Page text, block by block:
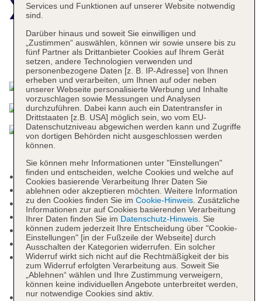
XQ El Palacete
Das bietet Ihre Unterkunft
Check-in Zeit ab 15:00 Uhr
Check-out Zeit bis 11:00 Uhr
Rezeption
Lift
Gemeinschaftslounge/TV-Bereich
Sonnenterrasse
Pool: ohne Gebühr, Outdoor, Süßwasser,
beheizbar, Liegen: ohne Gebühr, Sonnenschirme:
ohne Gebühr
Badetücher: ohne Gebühr
Services und Funktionen auf unserer Website notwendig
sind.
Darüber hinaus und soweit Sie einwilligen und
„Zustimmen“ auswählen, können wir sowie unsere bis zu
fünf Partner als Drittanbieter Cookies auf Ihrem Gerät
setzen, andere Technologien verwenden und
personenbezogene Daten [z. B. IP-Adresse] von Ihnen
erheben und verarbeiten, um Ihnen auf oder neben
unserer Webseite personalisierte Werbung und Inhalte
vorzuschlagen sowie Messungen und Analysen
durchzuführen. Dabei kann auch ein Datentransfer in
Drittstaaten [z.B. USA] möglich sein, wo vom EU-
Datenschutzniveau abgewichen werden kann und Zugriffe
von dortigen Behörden nicht ausgeschlossen werden
können.
Sie können mehr Informationen unter "Einstellungen"
finden und entscheiden, welche Cookies und welche auf
Cookies basierende Verarbeitung Ihrer Daten Sie
ablehnen oder akzeptieren möchten. Weitere Information
zu den Cookies finden Sie im Cookie-Hinweis. Zusätzliche
Informationen zur auf Cookies basierenden Verarbeitung
Ihrer Daten finden Sie im Datenschutz-Hinweis. Sie
können zudem jederzeit Ihre Entscheidung über "Cookie-
Einstellungen" [in der Fußzeile der Webseite] durch
Ausschalten der Kategorien widerrufen. Ein solcher
Widerruf wirkt sich nicht auf die Rechtmäßigkeit der bis
zum Widerruf erfolgten Verarbeitung aus. Soweit Sie
„Ablehnen“ wählen und Ihre Zustimmung verweigern,
können keine individuellen Angebote unterbreitet werden,
nur notwendige Cookies sind aktiv.